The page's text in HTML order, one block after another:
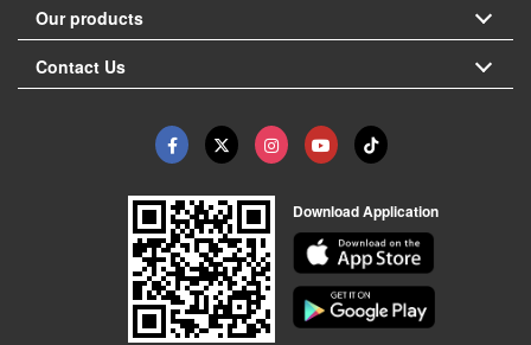
Our products
Contact Us
Download Application